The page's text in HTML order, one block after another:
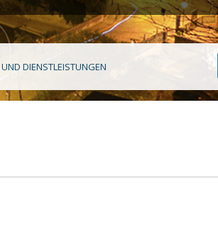
DIENSTLEISTUNGEN